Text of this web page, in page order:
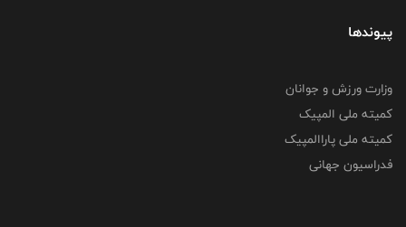
پیوندها
وزارت ورزش و جوانان
کمیته ملی المپیک
کمیته ملی پاراالمپیک
فدراسیون جهانی